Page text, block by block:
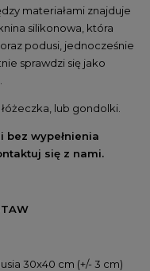
materiałami znajduje
silikonowa, która
podusi, jednocześnie
sprawdzi się jako
lub gondolki.
bez wypełnienia
się z nami.
30x40 cm (+/- 3 cm)